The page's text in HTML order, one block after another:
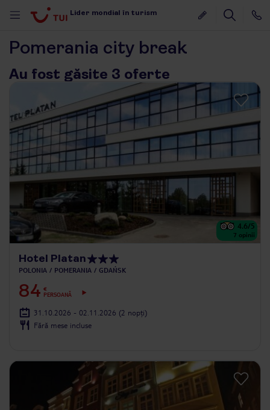
Lider mondial în turism
Pomerania city break
Au fost găsite 3 oferte
4.6/5
7 opinii
Hotel Platan
POLONIA POMERANIA GDAŃSK
84 €
PERSOANĂ
31.10.2026 - 02.11.2026 (2 nopți)
Fără mese incluse